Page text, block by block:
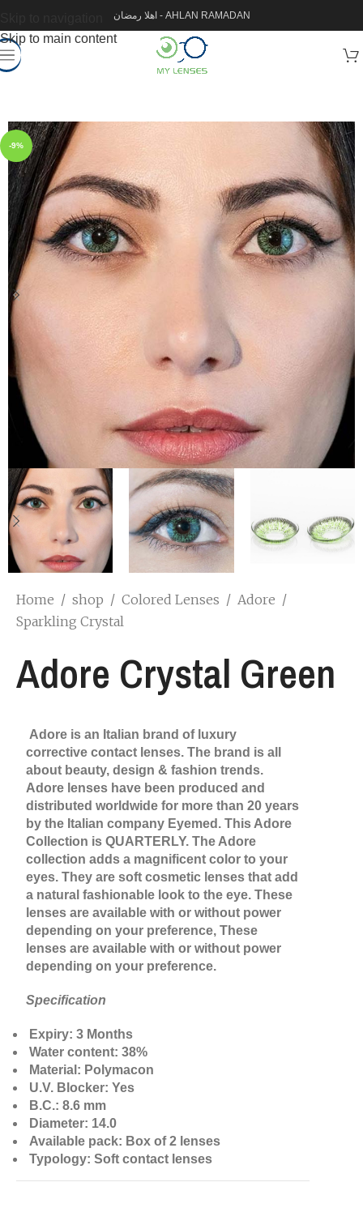
Skip to main content
اهلا رمضان - AHLAN RAMADAN
-9%
Home / shop / Colored Lenses / Adore /
Sparkling Crystal
Adore Crystal Green
Adore is an Italian brand of luxury
corrective contact lenses. The brand is all
about beauty, design & fashion trends.
Adore lenses have been produced and
distributed worldwide for more than 20 years
by the Italian company Eyemed. This Adore
Collection is QUARTERLY. The Adore
collection adds a magnificent color to your
eyes. They are soft cosmetic lenses that add
a natural fashionable look to the eye. These
lenses are available with or without power
depending on your preference, These
lenses are available with or without power
depending on your preference.
Specification
Expiry: 3 Months
Water content: 38%
Material: Polymacon
U.V. Blocker: Yes
B.C.: 8.6 mm
Diameter: 14.0
Available pack: Box of 2 lenses
Typology: Soft contact lenses